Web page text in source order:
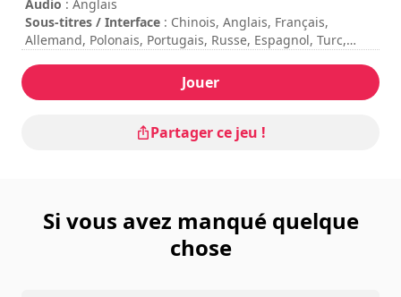
Audio : Anglais
Sous-titres / Interface : Chinois, Anglais, Français,
Allemand, Polonais, Portugais, Russe, Espagnol, Turc,
Durée de session
: > 30 minutes
Durée totale
Les commandes sont indiquées dans les options du jeu.
Jouer
Partager ce jeu !
Si vous avez manqué quelque
chose